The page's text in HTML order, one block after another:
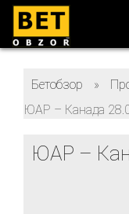
Бетобзор »
ЮАР – Канада
ЮАР –